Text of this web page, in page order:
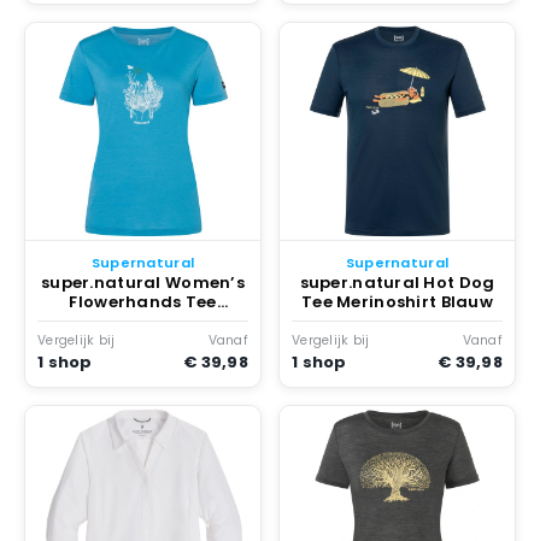
Supernatural
super.natural Women’s
Flowerhands Tee
Merinoshirt tobacco
glitter Blauw
Vergelijk bij
1 shop
Vanaf
€ 39,98
Supernatural
super.natural Hot Dog
Tee Merinoshirt Blauw
Vergelijk bij
1 shop
Vanaf
€ 39,98